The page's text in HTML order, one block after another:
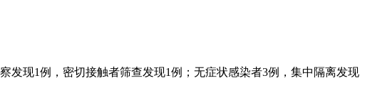
发现1例，密切接触者筛查发现1例；无症状感染者3例，集中隔离发现